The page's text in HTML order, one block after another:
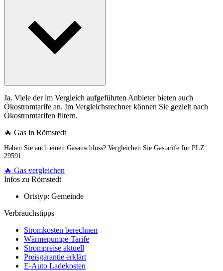
Ja. Viele der im Vergleich aufgeführten Anbieter bieten auch
Ökostromtarife an. Im Vergleichsrechner können Sie gezielt nach
Ökostromtarifen filtern.
🔥 Gas in Römstedt
Haben Sie auch einen Gasanschluss? Vergleichen Sie Gastarife für PLZ
29591.
🔥 Gas vergleichen
Infos zu Römstedt
Ortstyp: Gemeinde
Verbrauchstipps
Stromkosten berechnen
Wärmepumpe-Tarife
Strompreise aktuell
Preisgarantie erklärt
E-Auto Ladekosten